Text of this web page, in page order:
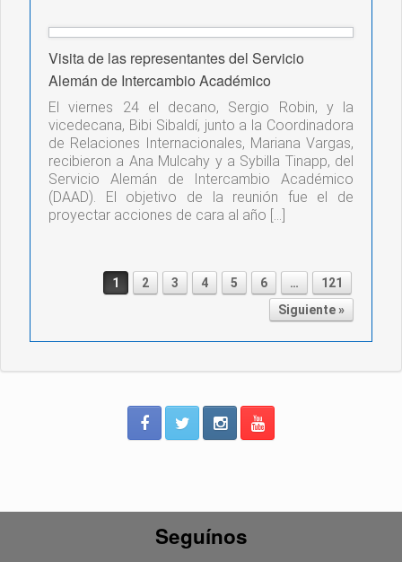
Visita de las representantes del Servicio
Alemán de Intercambio Académico
El viernes 24 el decano, Sergio Robin, y la
vicedecana, Bibi Sibaldí, junto a la Coordinadora
de Relaciones Internacionales, Mariana Vargas,
recibieron a Ana Mulcahy y a Sybilla Tinapp, del
Servicio Alemán de Intercambio Académico
(DAAD). El objetivo de la reunión fue el de
proyectar acciones de cara al año […]
Post navigation
1 2 3 4 5 6 …
121
Siguiente »
Seguínos